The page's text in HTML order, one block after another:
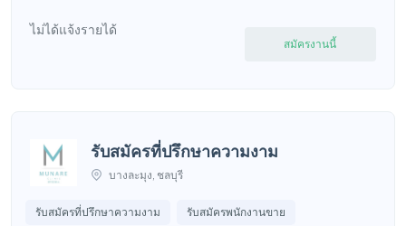
ไม่ได้แจ้งรายได้
สมัครงานนี้
รับสมัครที่ปรึกษาความงาม
บางละมุง, ชลบุรี
รับสมัครที่ปรึกษาความงาม รับสมัครพนักงานขาย